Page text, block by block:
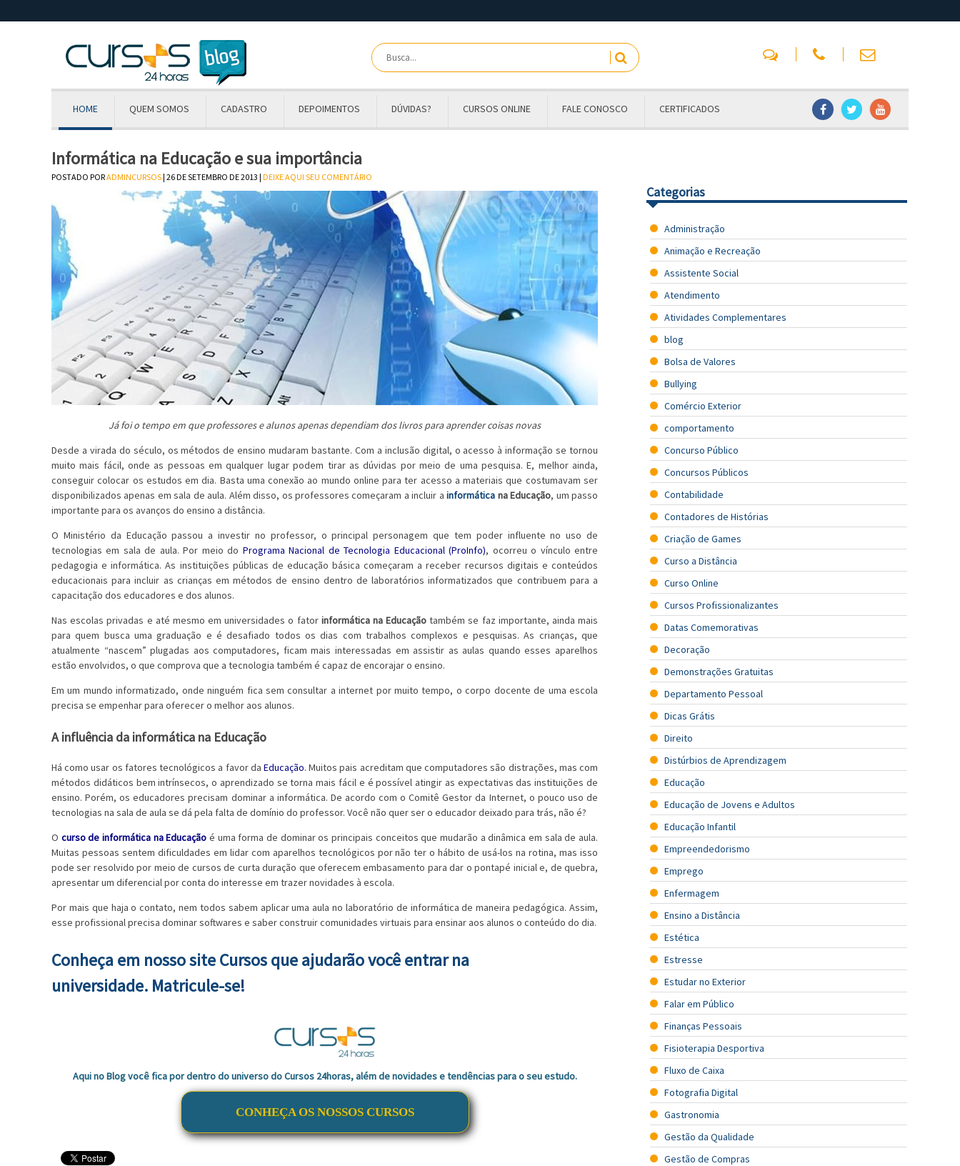
HOME QUEM SOMOS CADASTRO DEPOIMENTOS DÚVIDAS? CURSOS ONLINE FALE CONOSCO CERTIFICADOS
Informática na Educação e sua importância
POSTADO PORADMINCURSOS| 26 DE SETEMBRO DE 2013 | DEIXE AQUI SEU COMENTÁRIO
Já foi o tempo em que professores e alunos apenas dependiam dos livros para aprender coisas novas
Desde a virada do século, os métodos de ensino mudaram bastante. Com a inclusão digital, o acesso à informação se tornou
muito mais fácil, onde as pessoas em qualquer lugar podem tirar as dúvidas por meio de uma pesquisa. E, melhor ainda,
conseguir colocar os estudos em dia. Basta uma conexão ao mundo online para ter acesso a materiais que costumavam ser
disponibilizados apenas em sala de aula. Além disso, os professores começaram a incluir ainformática na Educação, um passo
importante para os avanços do ensino a distância.
O Ministério da Educação passou a investir no professor, o principal personagem que tem poder influente no uso de
tecnologias em sala de aula. Por meio do Programa Nacional de Tecnologia Educacional (ProInfo), ocorreu o vínculo entre
pedagogia e informática. As instituições públicas de educação básica começaram a receber recursos digitais e conteúdos
educacionais para incluir as crianças em métodos de ensino dentro de laboratórios informatizados que contribuem para a
capacitação dos educadores e dos alunos.
Nas escolas privadas e até mesmo em universidades o fator informática na Educação também se faz importante, ainda mais
para quem busca uma graduação e é desafiado todos os dias com trabalhos complexos e pesquisas. As crianças, que
atualmente “nascem” plugadas aos computadores, ficam mais interessadas em assistir as aulas quando esses aparelhos
estão envolvidos, o que comprova que a tecnologia também é capaz de encorajar o ensino.
Em um mundo informatizado, onde ninguém fica sem consultar a internet por muito tempo, o corpo docente de uma escola
precisa se empenhar para oferecer o melhor aos alunos.
A influência da informática na Educação
Há como usar os fatores tecnológicos a favor da Educação. Muitos pais acreditam que computadores são distrações, mas com
métodos didáticos bem intrínsecos, o aprendizado se torna mais fácil e é possível atingir as expectativas das instituições de
ensino. Porém, os educadores precisam dominar a informática. De acordo com o Comitê Gestor da Internet, o pouco uso de
tecnologias na sala de aula se dá pela falta de domínio do professor. Você não quer ser o educador deixado para trás, não é?
O curso de informática na Educação é uma forma de dominar os principais conceitos que mudarão a dinâmica em sala de aula.
Muitas pessoas sentem dificuldades em lidar com aparelhos tecnológicos por não ter o hábito de usá-los na rotina, mas isso
pode ser resolvido por meio de cursos de curta duração que oferecem embasamento para dar o pontapé inicial e, de quebra,
apresentar um diferencial por conta do interesse em trazer novidades à escola.
Por mais que haja o contato, nem todos sabem aplicar uma aula no laboratório de informática de maneira pedagógica. Assim,
esse profissional precisa dominar softwares e saber construir comunidades virtuais para ensinar aos alunos o conteúdo do dia.
Conheça em nosso site Cursos que ajudarão você entrar na
universidade. Matricule-se!
Aqui no Blog você fica por dentro do universo do Cursos 24horas, além de novidades e tendências para o seu estudo.
CONHEÇA OS NOSSOS CURSOS
Categorias
Administração
Animação e Recreação
Assistente Social
Atendimento
Atividades Complementares
blog
Bolsa de Valores
Bullying
Comércio Exterior
comportamento
Concurso Público
Concursos Públicos
Contabilidade
Contadores de Histórias
Criação de Games
Curso a Distância
Curso Online
Cursos Profissionalizantes
Datas Comemorativas
Decoração
Demonstrações Gratuitas
Departamento Pessoal
Dicas Grátis
Direito
Distúrbios de Aprendizagem
Educação
Educação de Jovens e Adultos
Educação Infantil
Empreendedorismo
Emprego
Enfermagem
Ensino a Distância
Estética
Estresse
Estudar no Exterior
Falar em Público
Finanças Pessoais
Fisioterapia Desportiva
Fluxo de Caixa
Fotografia Digital
Gastronomia
Gestão da Qualidade
Gestão de Compras